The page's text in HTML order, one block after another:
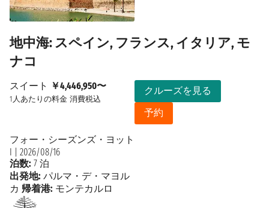
地中海: スペイン, フランス, イタリア, モ
ナコ
スイート ￥4,446,950〜
1人あたりの料金 消費税込
クルーズを見る
予約
フォー・シーズンズ・ヨット
I
2026/08/16
泊数: 7 泊
出発地: パルマ・デ・マヨル
カ 帰着港: モンテカルロ